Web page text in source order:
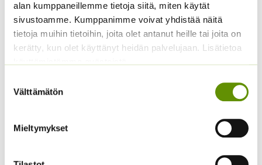
alan kumppaneillemme tietoja siitä, miten käytät
sivustoamme. Kumppanimme voivat yhdistää näitä
tietoja muihin tietoihin, joita olet antanut heille tai joita on
kerätty, kun olet käyttänyt heidän palvelujaan. Lisätietoa
valinta
Välttämätön
Mieltymykset
3,90€ Sisältää arvonlisäveron 5,50€ Sisältää arvonlisäveron
Presto sekoitus